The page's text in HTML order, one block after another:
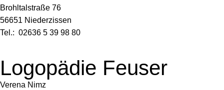
Brohltalstraße 76
56651 Niederzissen
Tel.: 02636 5 39 98 80
Logopädie Feuser
Verena Nimz